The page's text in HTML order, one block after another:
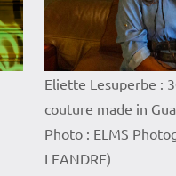
Eliette Lesuperbe :
couture made in
Photo : ELMS
LEANDRE)